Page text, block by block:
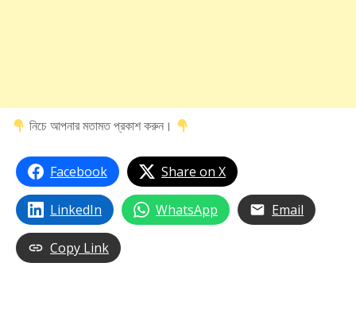
নিচে আপনার মতামত প্রকাশ করুন।
Facebook Share on X
LinkedIn WhatsApp Email
Copy Link